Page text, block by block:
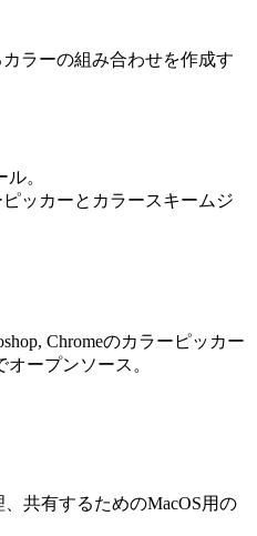
ラーの組み合わせを作成す
。
ピッカーとカラースキームジ
Chromeのカラーピッカー
ープンソース。
共有するためのMacOS用の